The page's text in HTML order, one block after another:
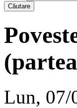
Lun, 07/